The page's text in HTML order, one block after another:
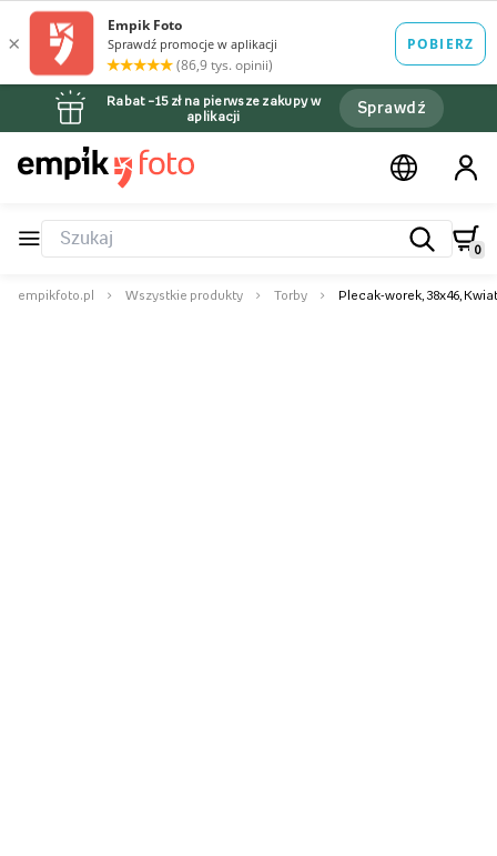
Rabat –15 zł na pierwsze zakupy w
aplikacji
Sprawdź
0
empikfoto.pl Wszystkie produkty Torby Plecak-worek, 38x46,